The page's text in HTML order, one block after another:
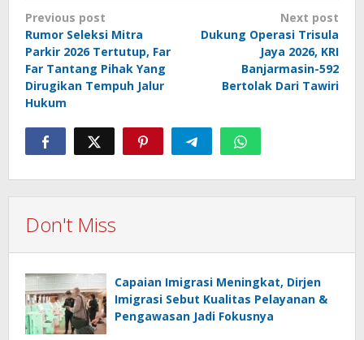
Post
navigation
Previous post
Rumor Seleksi Mitra
Parkir 2026 Tertutup, Far
Far Tantang Pihak Yang
Dirugikan Tempuh Jalur
Hukum
Next post
Dukung Operasi Trisula
Jaya 2026, KRI
Banjarmasin-592
Bertolak Dari Tawiri
Don't Miss
Capaian Imigrasi Meningkat, Dirjen
Imigrasi Sebut Kualitas Pelayanan &
Pengawasan Jadi Fokusnya